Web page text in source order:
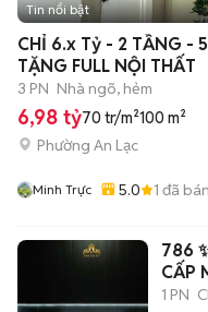
Tin nổi bật
CHỈ 6.x Tỷ - 2 TẦNG -
TẶNG FULL NỘI THẤT
3 PN Nhà ngõ, hẻm
6,98 tỷ70 tr/m²100 m²
Phường An Lạc
Minh Trực 5.0 1 đã bán
786
CẤP
1 PN